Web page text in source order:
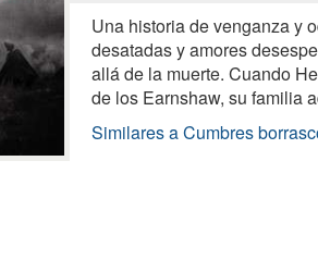
Una historia de venganza y
desatadas y amores
allá de la muerte. Cuando
de los Earnshaw, su familia
Similares a Cumbres